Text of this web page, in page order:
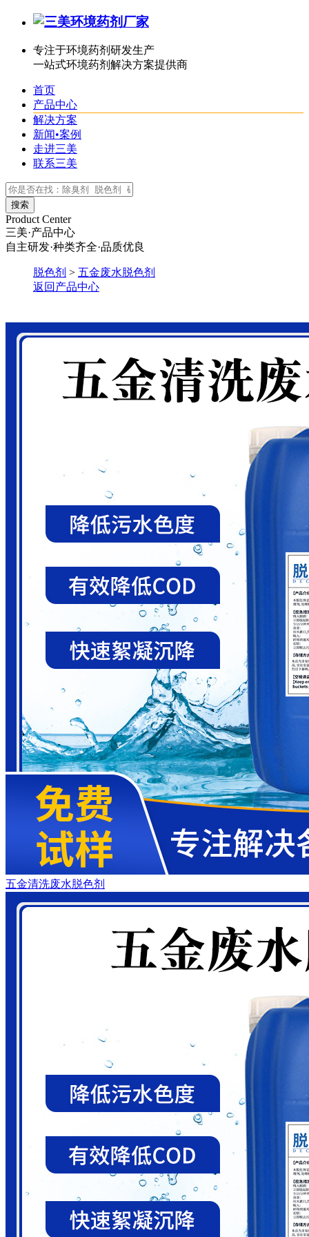
专注于环境药剂研发生产
一站式环境药剂解决方案提供商
首页
产品中心
解决方案
新闻•案例
走进三美
联系三美
Product Center
三美·产品中心
自主研发·种类齐全·品质优良
脱色剂 > 五金废水脱色剂
返回产品中心
五金清洗废水脱色剂